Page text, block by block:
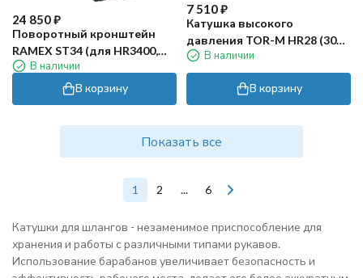
24 850₽
Поворотный кронштейн
RAMEX ST34 (для HR3400,
нерж)В наличии
В корзину
7 510₽
Катушка высокого
давления TOR-M HR28 (30м,
3/8ш-3/8г, 280бар)
В наличии
В корзину
Показать все
1 2 ... 6
Катушки для шлангов - незаменимое приспособление для
хранения и работы с различными типами рукавов.
Использование барабанов увеличивает безопасность и